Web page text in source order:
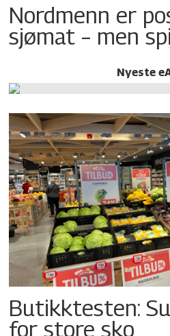
Nordmenn er
sjømat – men
Nyeste
Butikktesten:
for store sko